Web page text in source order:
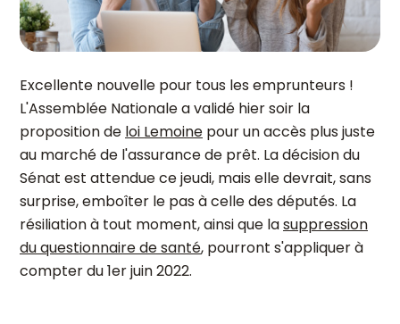
Excellente nouvelle pour tous les emprunteurs !
L'Assemblée Nationale a validé hier soir la
proposition de loi Lemoine pour un accès plus juste
au marché de l'assurance de prêt. La décision du
Sénat est attendue ce jeudi, mais elle devrait, sans
surprise, emboîter le pas à celle des députés. La
résiliation à tout moment, ainsi que lasuppression
du questionnaire de santé, pourront s'appliquer à
compter du 1er juin 2022.